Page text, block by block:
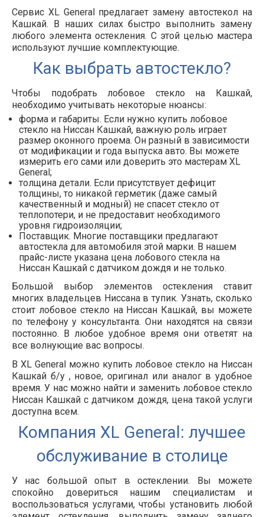
Сервис XL General предлагает замену автостекол на
Кашкай. В наших силах быстро выполнить замену
любого элемента остекления. С этой целью мастера
используют лучшие комплектующие.
Как выбрать автостекло?
Чтобы подобрать лобовое стекло на Кашкай,
необходимо учитывать некоторые нюансы:
форма и габариты. Если нужно купить лобовое
стекло на Ниссан Кашкай, важную роль играет
размер оконного проема. Он разный в зависимости
от модификации и года выпуска авто. Вы можете
измерить его сами или доверить это мастерам XL
General;
толщина детали. Если присутствует дефицит
толщины, то никакой герметик (даже самый
качественный и модный) не спасет стекло от
теплопотери, и не предоставит необходимого
уровня гидроизоляции;
Поставщик. Многие поставщики предлагают
автостекла для автомобиля этой марки. В нашем
прайс-листе указана цена лобового стекла на
Ниссан Кашкай с датчиком дождя и не только.
Большой выбор элементов остекления ставит
многих владельцев Ниссана в тупик. Узнать, сколько
стоит лобовое стекло на Ниссан Кашкай, вы можете
по телефону у консультанта. Они находятся на связи
постоянно. В любое удобное время они ответят на
все волнующие вас вопросы.
В XL General можно купить лобовое стекло на Ниссан
Кашкай б/у , новое, оригинал или аналог в удобное
время. У нас можно найти и заменить лобовое стекло
Ниссан Кашкай с датчиком дождя, цена такой услуги
доступна всем.
Компания XL General: лучшее
обслуживание в столице
У нас большой опыт в остеклении. Вы можете
спокойно довериться нашим специалистам и
воспользоваться услугами, чтобы установить любой